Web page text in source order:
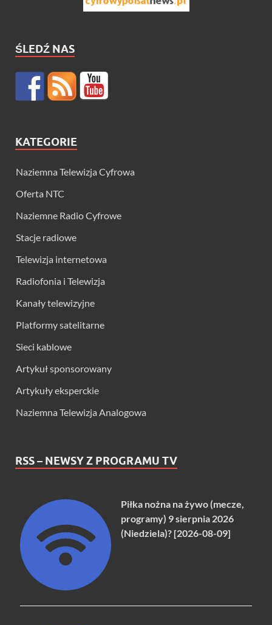
ŚLEDŹ NAS
KATEGORIE
Naziemna Telewizja Cyfrowa
Oferta NTC
Naziemne Radio Cyfrowe
Stacje radiowe
Telewizja internetowa
Radiofonia i Telewizja
Kanały telewizyjne
Platformy satelitarne
Sieci kablowe
Artykuł sponsorowany
Artykuły eksperckie
Naziemna Telewizja Analogowa
RSS – NEWSY Z PROGRAMU TV
Piłka nożna na żywo (mecze,
programy) 9 sierpnia 2026
(Niedziela)? [2026-08-09]